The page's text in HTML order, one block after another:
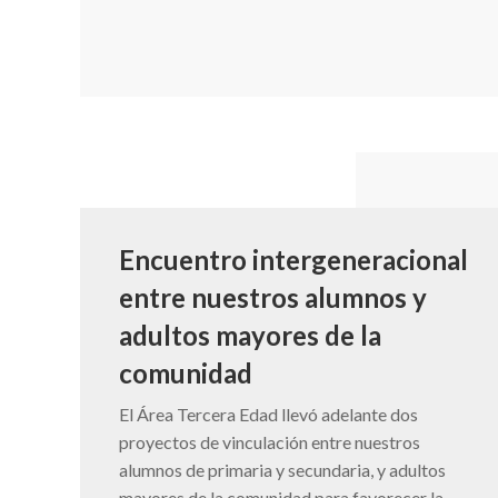
Encuentro intergeneracional
entre nuestros alumnos y
adultos mayores de la
comunidad
El Área Tercera Edad llevó adelante dos
proyectos de vinculación entre nuestros
alumnos de primaria y secundaria, y adultos